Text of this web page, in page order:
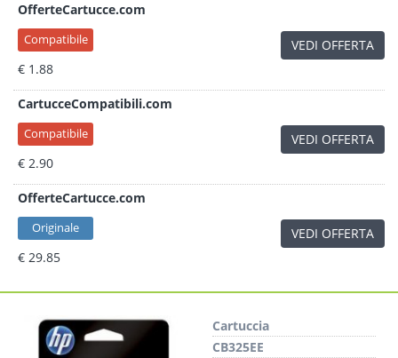
OfferteCartucce.com
Compatibile
€ 1.88
VEDI OFFERTA
CartucceCompatibili.com
Compatibile
€ 2.90
VEDI OFFERTA
OfferteCartucce.com
Originale
€ 29.85
VEDI OFFERTA
Cartuccia
CB325EE